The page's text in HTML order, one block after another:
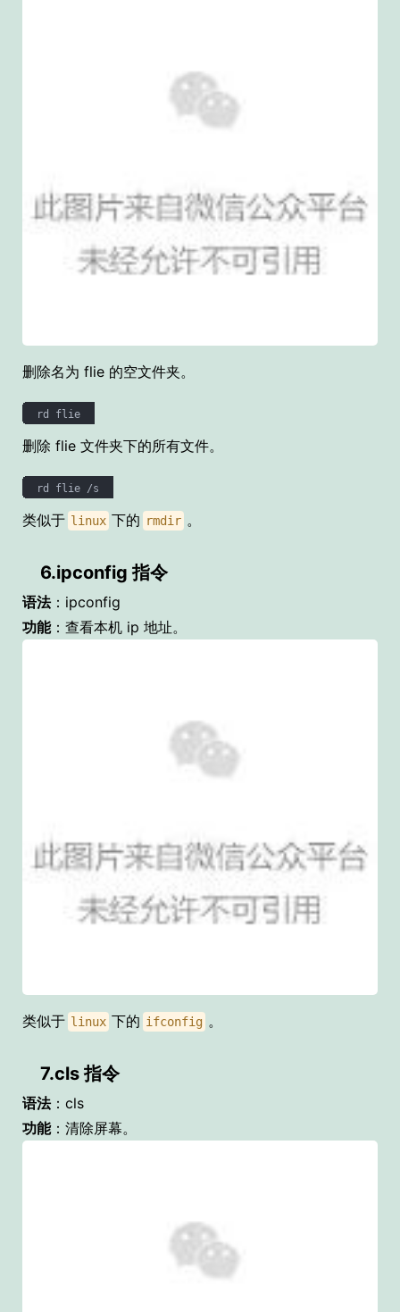
删除名为 flie 的空文件夹。
删除 flie 文件夹下的所有文件。
类似于 linux 下的 rmdir 。
6.ipconfig 指令
语法：ipconfig
功能：查看本机 ip 地址。
类似于 linux 下的 ifconfig 。
7.cls 指令
语法：cls
功能：清除屏幕。